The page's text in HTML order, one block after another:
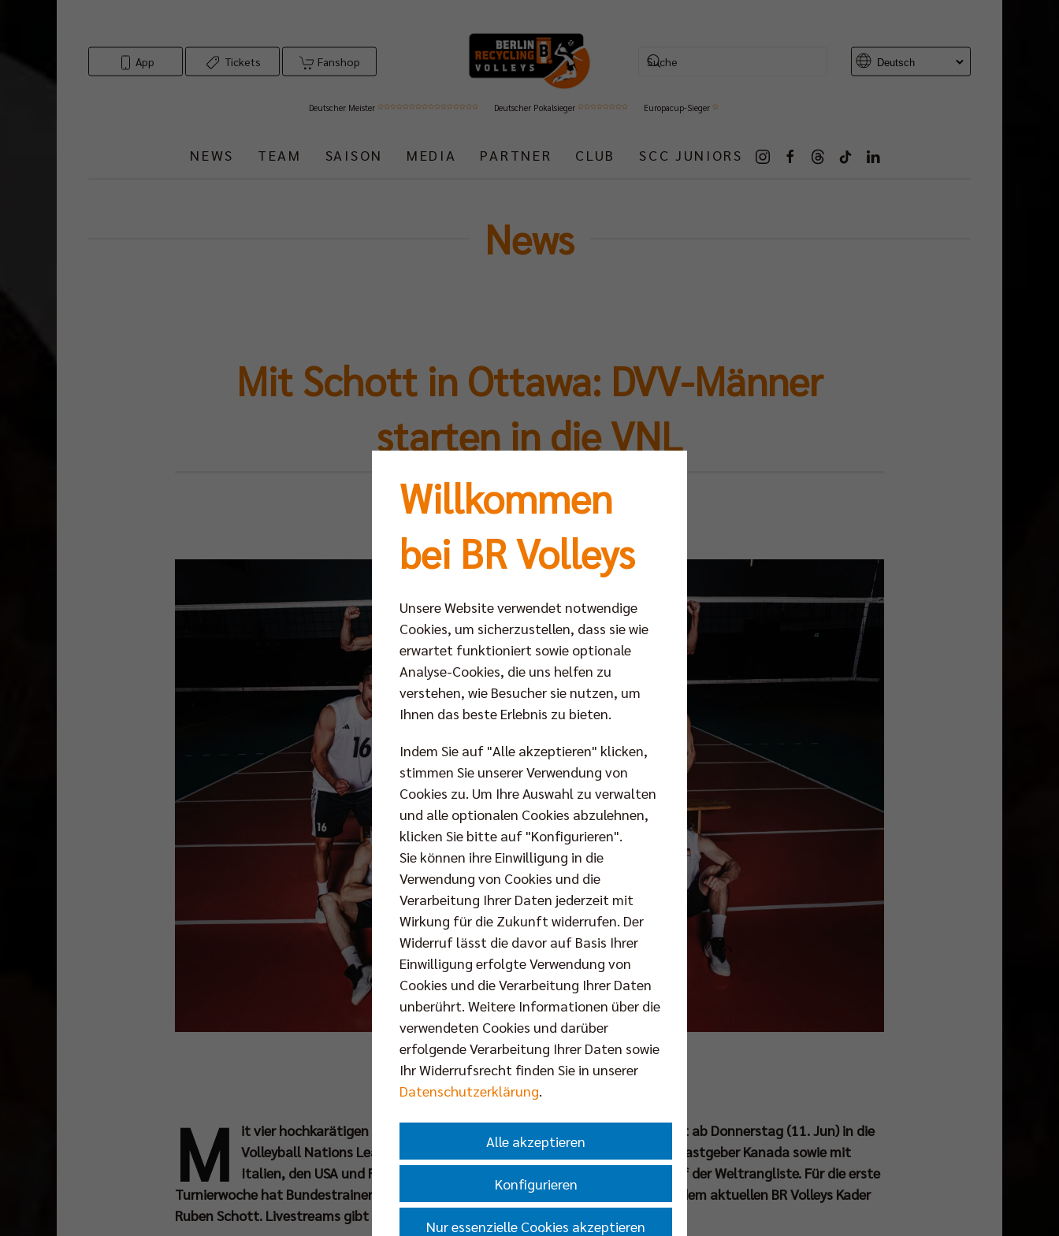
App Tickets Fanshop
Deutscher Meister Deutscher Pokalsieger Europacup-Sieger
NEWS TEAM SAISON MEDIA PARTNER CLUB SCC JUNIORS
News
Mit Schott in Ottawa: DVV-Männer
starten in die VNL
Di 09.06.2026
Foto: Justus Stegemann
M
it vier hochkarätigen Gegnern startet die deutsche Nationalmannschaft ab Donnerstag (11. Jun) in die
Volleyball Nations League 2026. In Ottawa trifft die DVV-Auswahl auf Gastgeber Kanada sowie mit
Italien, den USA und Frankreich auf drei Mannschaften aus den Top Fünf der Weltrangliste. Für die erste
Turnierwoche hat Bundestrainer Massimo Botti 14 Spieler nominiert, darunter aus dem aktuellen BR Volleys Kader
Ruben Schott. Livestreams gibt es beim ZDF und bei volleyballworld.tv.
Willkommen
bei BR Volleys
Unsere Website verwendet notwendige
Cookies, um sicherzustellen, dass sie wie
erwartet funktioniert sowie optionale
Analyse-Cookies, die uns helfen zu
verstehen, wie Besucher sie nutzen, um
Ihnen das beste Erlebnis zu bieten.
Indem Sie auf "Alle akzeptieren" klicken,
stimmen Sie unserer Verwendung von
Cookies zu. Um Ihre Auswahl zu verwalten
und alle optionalen Cookies abzulehnen,
klicken Sie bitte auf "Konfigurieren".
Sie können ihre Einwilligung in die
Verwendung von Cookies und die
Verarbeitung Ihrer Daten jederzeit mit
Wirkung für die Zukunft widerrufen. Der
Widerruf lässt die davor auf Basis Ihrer
Einwilligung erfolgte Verwendung von
Cookies und die Verarbeitung Ihrer Daten
unberührt. Weitere Informationen über die
verwendeten Cookies und darüber
erfolgende Verarbeitung Ihrer Daten sowie
Ihr Widerrufsrecht finden Sie in unserer
Datenschutzerklärung.
Alle akzeptieren
Konfigurieren
Nur essenzielle Cookies akzeptieren